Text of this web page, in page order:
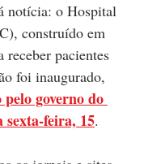
notícia: o Hospital
construído em
receber pacientes
foi inaugurado,
governo do
sexta-feira, 15.